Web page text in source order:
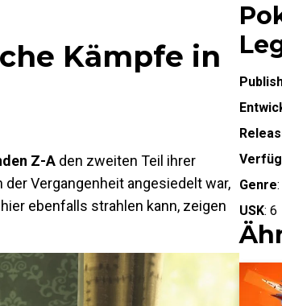
Kämpfe in
Z-A den zweiten Teil ihrer
Vergangenheit angesiedelt war,
ebenfalls strahlen kann, zeigen
Genre:
USK: 6